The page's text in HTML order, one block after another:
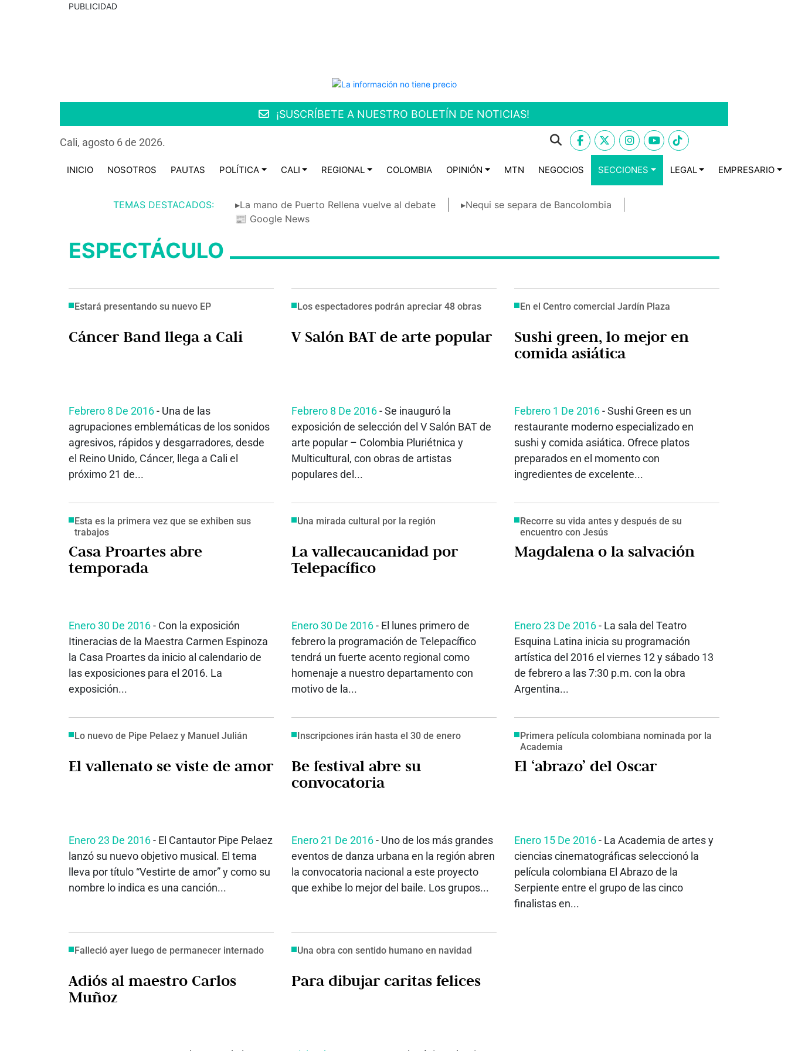
PUBLICIDAD
¡SUSCRÍBETE A NUESTRO BOLETÍN DE NOTICIAS!
Cali, agosto 6 de 2026.
INICIO NOSOTROS PAUTAS POLÍTICA CALI REGIONAL COLOMBIA OPINIÓN MTN NEGOCIOS SECCIONES LEGAL EMPRESARIO
TEMAS DESTACADOS: ▸La mano de Puerto Rellena vuelve al debate
▸Nequi se separa de Bancolombia
📰 Google News
ESPECTÁCULO
Estará presentando su nuevo EP
Cáncer Band llega a Cali
Febrero 8 De 2016- Una de las
agrupaciones emblemáticas de los sonidos
agresivos, rápidos y desgarradores, desde
el Reino Unido, Cáncer, llega a Cali el
próximo 21 de...
Los espectadores podrán apreciar 48 obras
V Salón BAT de arte popular
Febrero 8 De 2016- Se inauguró la
exposición de selección del V Salón BAT de
arte popular – Colombia Pluriétnica y
Multicultural, con obras de artistas
populares del...
En el Centro comercial Jardín Plaza
Sushi green, lo mejor en
comida asiática
Febrero 1 De 2016- Sushi Green es un
restaurante moderno especializado en
sushi y comida asiática. Ofrece platos
preparados en el momento con
ingredientes de excelente...
Esta es la primera vez que se exhiben sus
trabajos
Casa Proartes abre
temporada
Enero 30 De 2016- Con la exposición
Itineracias de la Maestra Carmen Espinoza
la Casa Proartes da inicio al calendario de
las exposiciones para el 2016. La
exposición...
Una mirada cultural por la región
La vallecaucanidad por
Telepacífico
Enero 30 De 2016- El lunes primero de
febrero la programación de Telepacífico
tendrá un fuerte acento regional como
homenaje a nuestro departamento con
motivo de la...
Recorre su vida antes y después de su
encuentro con Jesús
Magdalena o la salvación
Enero 23 De 2016- La sala del Teatro
Esquina Latina inicia su programación
artística del 2016 el viernes 12 y sábado 13
de febrero a las 7:30 p.m. con la obra
Argentina...
Lo nuevo de Pipe Pelaez y Manuel Julián
El vallenato se viste de amor
Enero 23 De 2016- El Cantautor Pipe Pelaez
lanzó su nuevo objetivo musical. El tema
lleva por título “Vestirte de amor” y como su
nombre lo indica es una canción...
Inscripciones irán hasta el 30 de enero
Be festival abre su
convocatoria
Enero 21 De 2016- Uno de los más grandes
eventos de danza urbana en la región abren
la convocatoria nacional a este proyecto
que exhibe lo mejor del baile. Los grupos...
Primera película colombiana nominada por la
Academia
El ‘abrazo’ del Oscar
Enero 15 De 2016- La Academia de artes y
ciencias cinematográficas seleccionó la
película colombiana El Abrazo de la
Serpiente entre el grupo de las cinco
finalistas en...
Falleció ayer luego de permanecer internado
Adiós al maestro Carlos
Muñoz
Una obra con sentido humano en navidad
Para dibujar caritas felices